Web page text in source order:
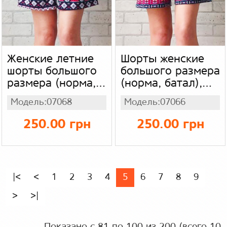
Женские летние
шорты большого
размера (норма,
батал), женские
короткие шорты с
карманами, цвет
абстракция,
Модель:07068
250.00 грн
Шорты женские
большого размера
(норма, батал),
короткие шорты с
карманами для
женщин, цвет
абстракция,
бамбук
Модель:07066
250.00 грн
|< < 1 2 3 4 5 6 7 8 9
> >|